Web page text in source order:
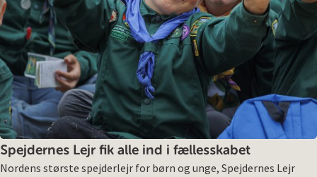
Spejdernes Lejr fik alle ind i fællesskabet
Nordens største spejderlejr for børn og unge, Spejdernes Lejr